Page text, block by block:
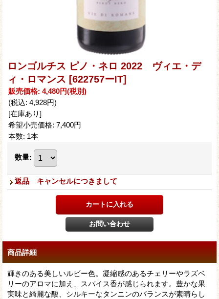
ロンゴルチス ピノ・ネロ 2022 ヴィエ・デ
ィ・ロマンス [622757ーIT]
販売価格: 4,480円(税別)
(税込: 4,928円)
[在庫あり]
希望小売価格: 7,400円
本数: 1本
数量:
返品 キャンセルにつきまして
商品詳細
輝きのある美しいルビー色。凝縮感のあるチェリーやラズベ
リーのアロマに加え、スパイス香が感じられます。豊かな果
実味と綺麗な酸、シルキーなタンニンのバランスが素晴らし